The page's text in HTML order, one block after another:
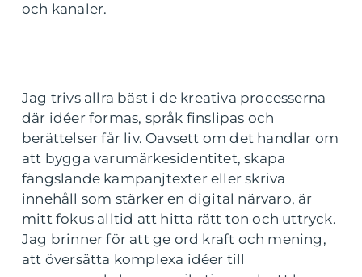
och kanaler.
Jag trivs allra bäst i de kreativa processerna
där idéer formas, språk finslipas och
berättelser får liv. Oavsett om det handlar om
att bygga varumärkesidentitet, skapa
fängslande kampanjtexter eller skriva
innehåll som stärker en digital närvaro, är
mitt fokus alltid att hitta rätt ton och uttryck.
Jag brinner för att ge ord kraft och mening,
att översätta komplexa idéer till